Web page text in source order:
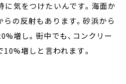
に気をつけたいんです。海面か
らの反射もあります。砂浜から
増し。街中でも、コンクリー
10%増しと言われます。